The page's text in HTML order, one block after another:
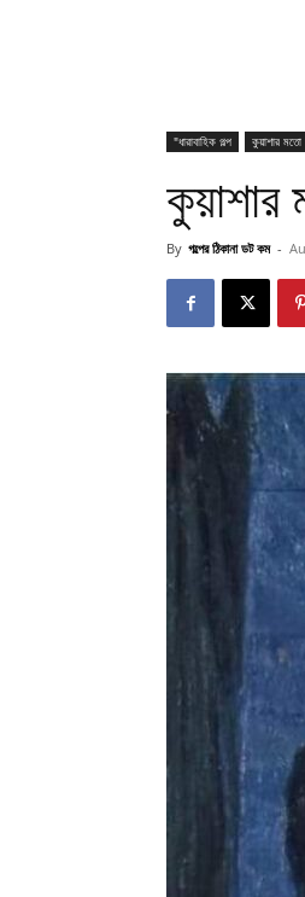
"ধারাবাহিক গল্প কুয়াশার মতো
By গল্পের ঠিকানা ডট কম -